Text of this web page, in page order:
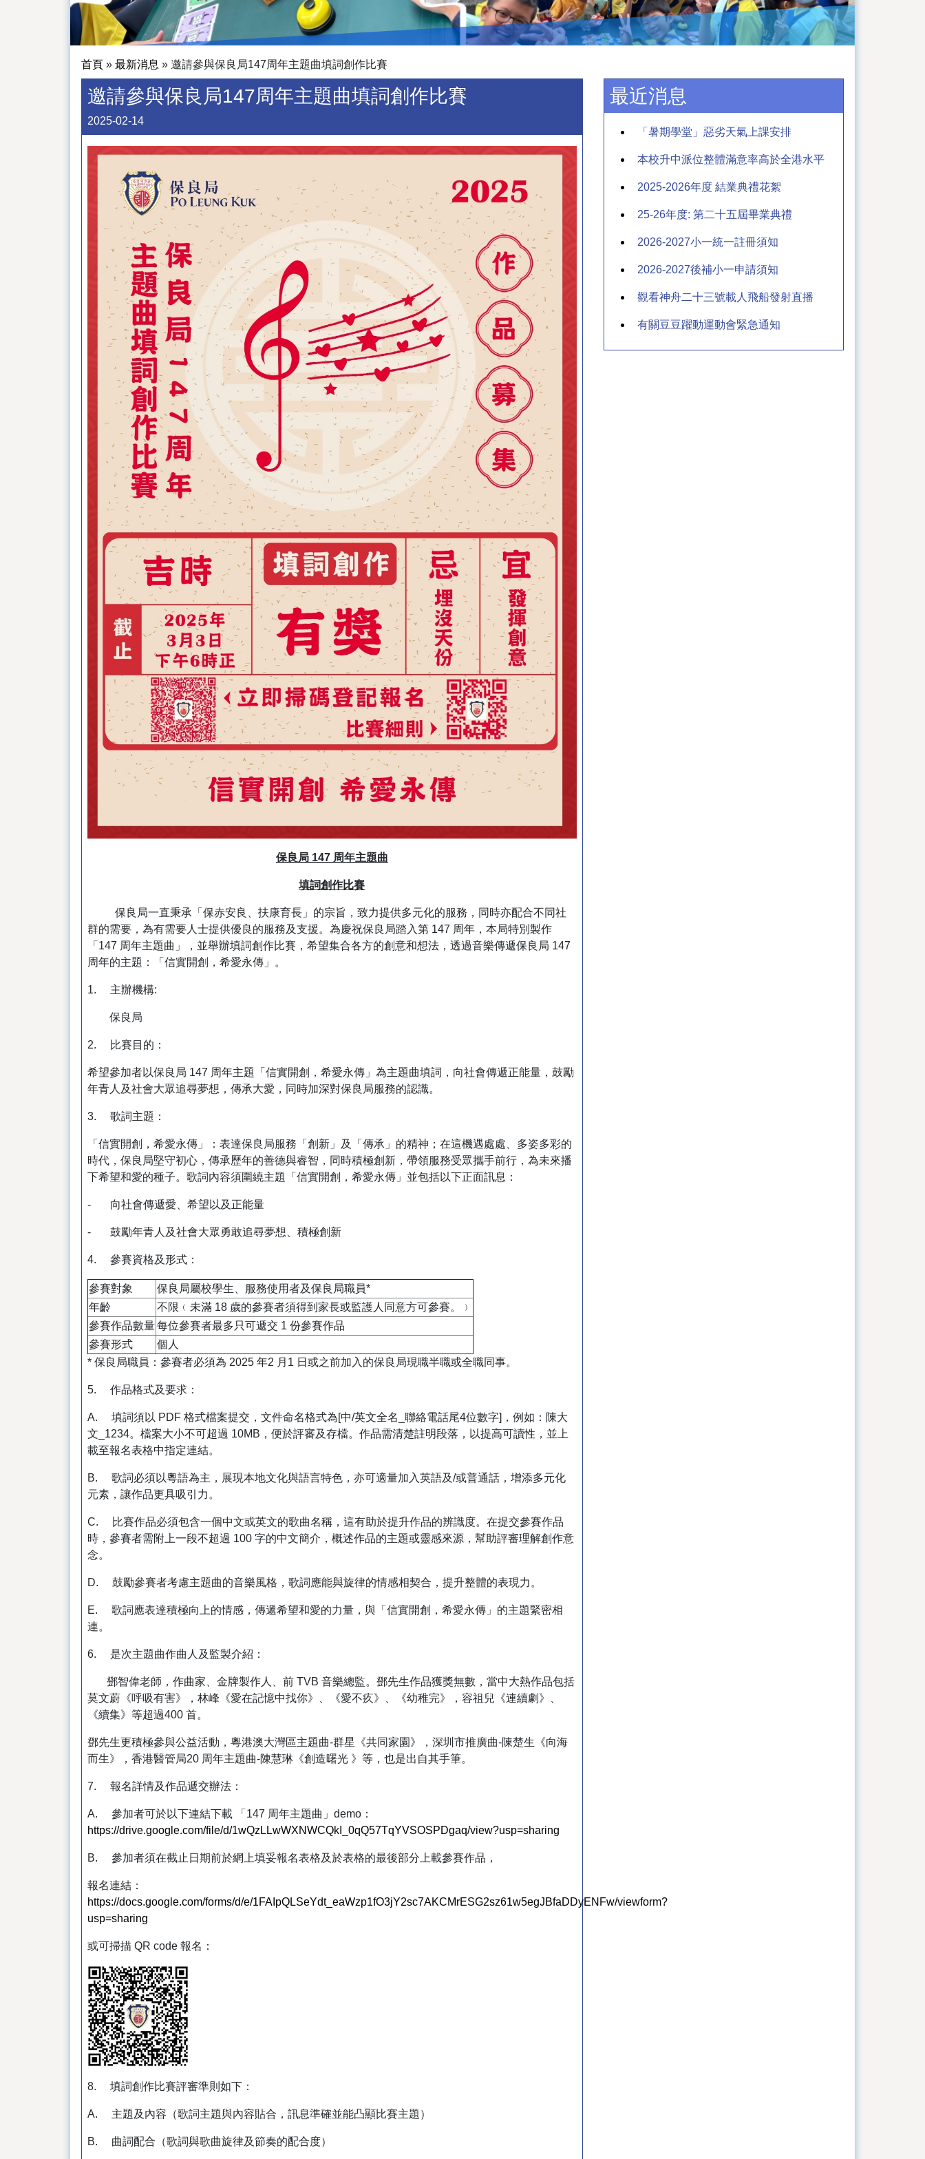
首頁 » 最新消息 » 邀請參與保良局147周年主題曲填詞創作比賽
邀請參與保良局147周年主題曲填詞創作比賽
2025-02-14
保良局 147 周年主題曲
填詞創作比賽
保良局一直秉承「保赤安良、扶康育長」的宗旨，致力提供多元化的服務，同時亦配合不同社
群的需要，為有需要人士提供優良的服務及支援。為慶祝保良局踏入第 147 周年，本局特別製作
「147 周年主題曲」，並舉辦填詞創作比賽，希望集合各方的創意和想法，透過音樂傳遞保良局 147
周年的主題：「信實開創，希愛永傳」。
1. 主辦機構:
保良局
2. 比賽目的：
希望參加者以保良局 147 周年主題「信實開創，希愛永傳」為主題曲填詞，向社會傳遞正能量，鼓勵
年青人及社會大眾追尋夢想，傳承大愛，同時加深對保良局服務的認識。
3. 歌詞主題：
「信實開創，希愛永傳」：表達保良局服務「創新」及「傳承」的精神；在這機遇處處、多姿多彩的
時代，保良局堅守初心，傳承歷年的善德與睿智，同時積極創新，帶領服務受眾攜手前行，為未來播
下希望和愛的種子。歌詞內容須圍繞主題「信實開創，希愛永傳」並包括以下正面訊息：
- 向社會傳遞愛、希望以及正能量
- 鼓勵年青人及社會大眾勇敢追尋夢想、積極創新
4. 參賽資格及形式：
參賽對象
保良局屬校學生、服務使用者及保良局職員*
年齡
不限﹙未滿 18 歲的參賽者須得到家長或監護人同意方可參賽。﹚
參賽作品數量每位參賽者最多只可遞交 1 份參賽作品
參賽形式
個人
* 保良局職員：參賽者必須為 2025 年2 月1 日或之前加入的保良局現職半職或全職同事。
5. 作品格式及要求：
A. 填詞須以 PDF 格式檔案提交，文件命名格式為[中/英文全名_聯絡電話尾4位數字]，例如：陳大
文_1234。檔案大小不可超過 10MB，便於評審及存檔。作品需清楚註明段落，以提高可讀性，並上
載至報名表格中指定連結。
B. 歌詞必須以粵語為主，展現本地文化與語言特色，亦可適量加入英語及/或普通話，增添多元化
元素，讓作品更具吸引力。
C. 比賽作品必須包含一個中文或英文的歌曲名稱，這有助於提升作品的辨識度。在提交參賽作品
時，參賽者需附上一段不超過 100 字的中文簡介，概述作品的主題或靈感來源，幫助評審理解創作意
念。
D. 鼓勵參賽者考慮主題曲的音樂風格，歌詞應能與旋律的情感相契合，提升整體的表現力。
E. 歌詞應表達積極向上的情感，傳遞希望和愛的力量，與「信實開創，希愛永傳」的主題緊密相
連。
6. 是次主題曲作曲人及監製介紹：
鄧智偉老師，作曲家、金牌製作人、前 TVB 音樂總監。鄧先生作品獲獎無數，當中大熱作品包括
莫文蔚《呼吸有害》，林峰《愛在記憶中找你》、《愛不疚》、《幼稚完》，容祖兒《連續劇》、
《續集》等超過400 首。
鄧先生更積極參與公益活動，粵港澳大灣區主題曲-群星《共同家園》，深圳市推廣曲-陳楚生《向海
而生》，香港醫管局20 周年主題曲-陳慧琳《創造曙光 》等，也是出自其手筆。
7. 報名詳情及作品遞交辦法：
A. 參加者可於以下連結下載 「147 周年主題曲」demo：
https://drive.google.com/file/d/1wQzLLwWXNWCQkI_0qQ57TqYVSOSPDgaq/view?usp=sharing
B. 參加者須在截止日期前於網上填妥報名表格及於表格的最後部分上載參賽作品，
報名連結：
https://docs.google.com/forms/d/e/1FAIpQLSeYdt_eaWzp1fO3jY2sc7AKCMrESG2sz61w5egJBfaDDyENFw/viewform?
usp=sharing
或可掃描 QR code 報名：
8. 填詞創作比賽評審準則如下：
A. 主題及內容（歌詞主題與內容貼合，訊息準確並能凸顯比賽主題）
B. 曲詞配合（歌詞與歌曲旋律及節奏的配合度）
最近消息
「暑期學堂」惡劣天氣上課安排
本校升中派位整體滿意率高於全港水平
2025-2026年度 結業典禮花絮
25-26年度: 第二十五屆畢業典禮
2026-2027小一統一註冊須知
2026-2027後補小一申請須知
觀看神舟二十三號載人飛船發射直播
有關豆豆躍動運動會緊急通知